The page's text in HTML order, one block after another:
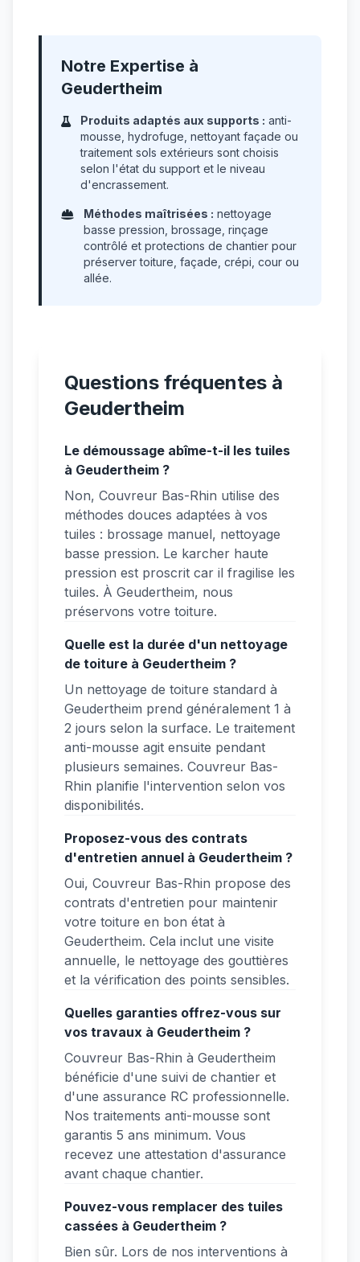
Notre Expertise à
Geudertheim
Produits adaptés aux supports : anti-
mousse, hydrofuge, nettoyant façade ou
traitement sols extérieurs sont choisis
selon l'état du support et le niveau
d'encrassement.
Méthodes maîtrisées : nettoyage
basse pression, brossage, rinçage
contrôlé et protections de chantier pour
préserver toiture, façade, crépi, cour ou
allée.
Questions fréquentes à
Geudertheim
Le démoussage abîme-t-il les tuiles
à Geudertheim ?
Non, Couvreur Bas-Rhin utilise des
méthodes douces adaptées à vos
tuiles : brossage manuel, nettoyage
basse pression. Le karcher haute
pression est proscrit car il fragilise les
tuiles. À Geudertheim, nous
préservons votre toiture.
Quelle est la durée d'un nettoyage
de toiture à Geudertheim ?
Un nettoyage de toiture standard à
Geudertheim prend généralement 1 à
2 jours selon la surface. Le traitement
anti-mousse agit ensuite pendant
plusieurs semaines. Couvreur Bas-
Rhin planifie l'intervention selon vos
disponibilités.
Proposez-vous des contrats
d'entretien annuel à Geudertheim ?
Oui, Couvreur Bas-Rhin propose des
contrats d'entretien pour maintenir
votre toiture en bon état à
Geudertheim. Cela inclut une visite
annuelle, le nettoyage des gouttières
et la vérification des points sensibles.
Quelles garanties offrez-vous sur
vos travaux à Geudertheim ?
Couvreur Bas-Rhin à Geudertheim
bénéficie d'une suivi de chantier et
d'une assurance RC professionnelle.
Nos traitements anti-mousse sont
garantis 5 ans minimum. Vous
recevez une attestation d'assurance
avant chaque chantier.
Pouvez-vous remplacer des tuiles
cassées à Geudertheim ?
Bien sûr. Lors de nos interventions à